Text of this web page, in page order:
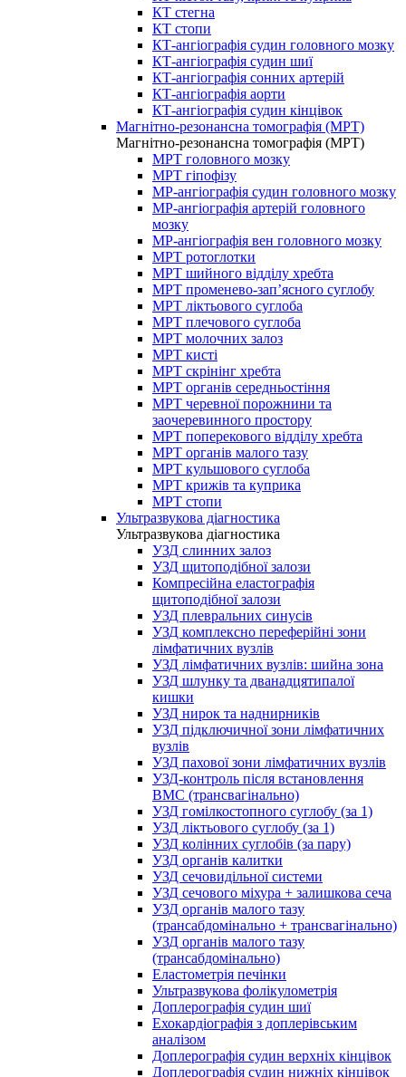
КТ стегна
КТ стопи
КТ-ангіографія судин головного мозку
КТ-ангіографія судин шиї
КТ-ангіографія сонних артерій
КТ-ангіографія аорти
КТ-ангіографія судин кінцівок
Магнітно-резонансна томографія (МРТ)
Магнітно-резонансна томографія (МРТ)
МРТ головного мозку
МРТ гіпофізу
МР-ангіографія судин головного мозку
МР-ангіографія артерій головного
мозку
МР-ангіографія вен головного мозку
МРТ ротоглотки
МРТ шийного відділу хребта
МРТ променево-зап’ясного суглобу
МРТ ліктьового суглоба
МРТ плечового суглоба
МРТ молочних залоз
МРТ кисті
МРТ скрінінг хребта
МРТ органів середньостіння
МРТ черевної порожнини та
заочеревинного простору
МРТ поперекового відділу хребта
МРТ органів малого тазу
МРТ кульшового суглоба
МРТ крижів та куприка
МРТ стопи
Ультразвукова діагностика
Ультразвукова діагностика
УЗД слинних залоз
УЗД щитоподібної залози
Компресійна еластографія
щитоподібної залози
УЗД плевральних синусів
УЗД комплексно переферійні зони
лімфатичних вузлів
УЗД лімфатичних вузлів: шийна зона
УЗД шлунку та дванадцятипалої
кишки
УЗД нирок та наднирників
УЗД підключичної зони лімфатичних
вузлів
УЗД пахової зони лімфатичних вузлів
УЗД-контроль після встановлення
ВМС (трансвагінально)
УЗД гомілкостопного суглобу (за 1)
УЗД ліктьового суглобу (за 1)
УЗД колінних суглобів (за пару)
УЗД органів калитки
УЗД сечовидільної системи
УЗД сечового міхура + залишкова сеча
УЗД органів малого тазу
(трансабдомінально + трансвагінально)
УЗД органів малого тазу
(трансабдомінально)
Еластометрія печінки
Ультразвукова фолікулометрія
Доплерографія судин шиї
Ехокардіографія з доплерівським
аналізом
Доплерографія судин верхніх кінцівок
Доплерографія судин нижніх кінцівок